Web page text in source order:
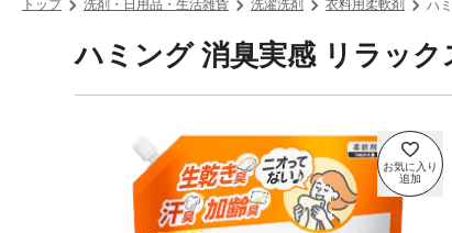
トップ 洗剤・日用品・生活雑貨 洗濯洗剤 衣料用柔軟剤 ハ
ハミング 消臭実感 リラッ